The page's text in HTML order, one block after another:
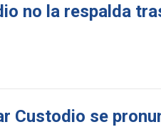
no la respalda
Custodio se